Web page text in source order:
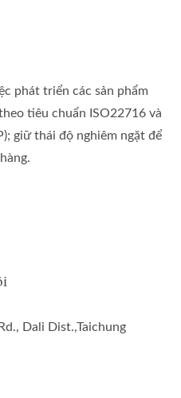
phát triển các sản phẩm
tiêu chuẩn ISO22716 và
giữ thái độ nghiêm ngặt để
Dali Dist.,Taichung